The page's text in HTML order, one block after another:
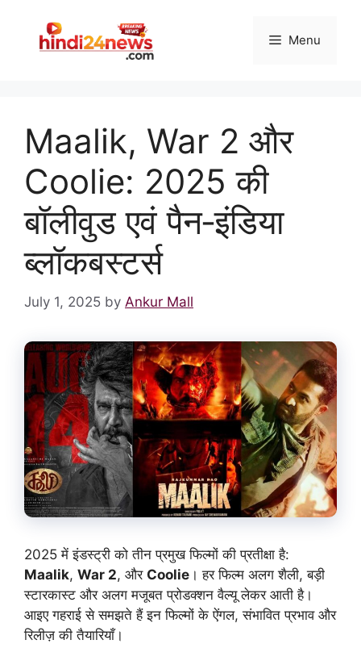
content
Menu
Maalik, War 2 और
Coolie: 2025 की
बॉलीवुड एवं पैन‑इंडिया
ब्लॉकबस्टर्स
July 1, 2025 by Ankur Mall
2025 में इंडस्ट्री को तीन प्रमुख फिल्मों की प्रतीक्षा है:
Maalik, War 2, और Coolie । हर फिल्म अलग शैली, बड़ी
स्टारकास्ट और अलग मजूबत प्रोडक्शन वैल्यू लेकर आती है।
आइए गहराई से समझते हैं इन फिल्मों के ऐंगल, संभावित प्रभाव और
रिलीज़ की तैयारियाँ।